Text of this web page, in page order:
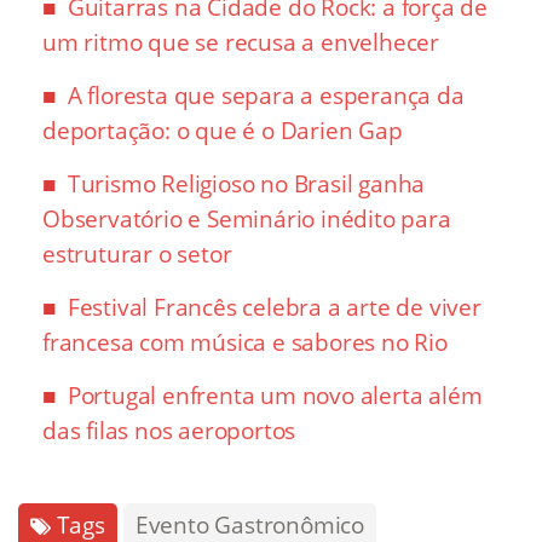
Guitarras na Cidade do Rock: a força de
um ritmo que se recusa a envelhecer
A floresta que separa a esperança da
deportação: o que é o Darien Gap
Turismo Religioso no Brasil ganha
Observatório e Seminário inédito para
estruturar o setor
Festival Francês celebra a arte de viver
francesa com música e sabores no Rio
Portugal enfrenta um novo alerta além
das filas nos aeroportos
Tags
Evento Gastronômico